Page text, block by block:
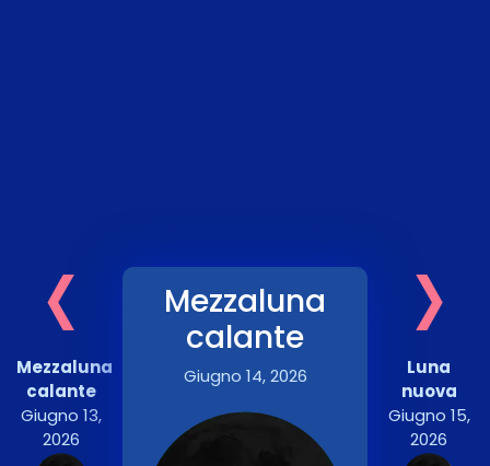
‹
Mezzaluna
calante
Giugno 13,
2026
Mezzaluna
calante
Giugno 14, 2026 ›
Luna
nuova
Giugno 15,
2026